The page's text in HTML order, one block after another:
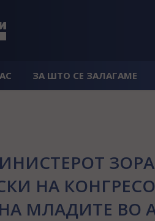
ЗА ШТО СЕ ЗАЛАГАМЕ
НА
МЛАДИТЕ ВО